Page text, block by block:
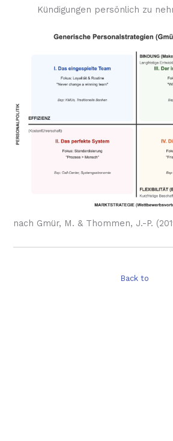
Kündigungen persönlich zu
nach Gmür, M. & Thommen, J.-P.
Back to